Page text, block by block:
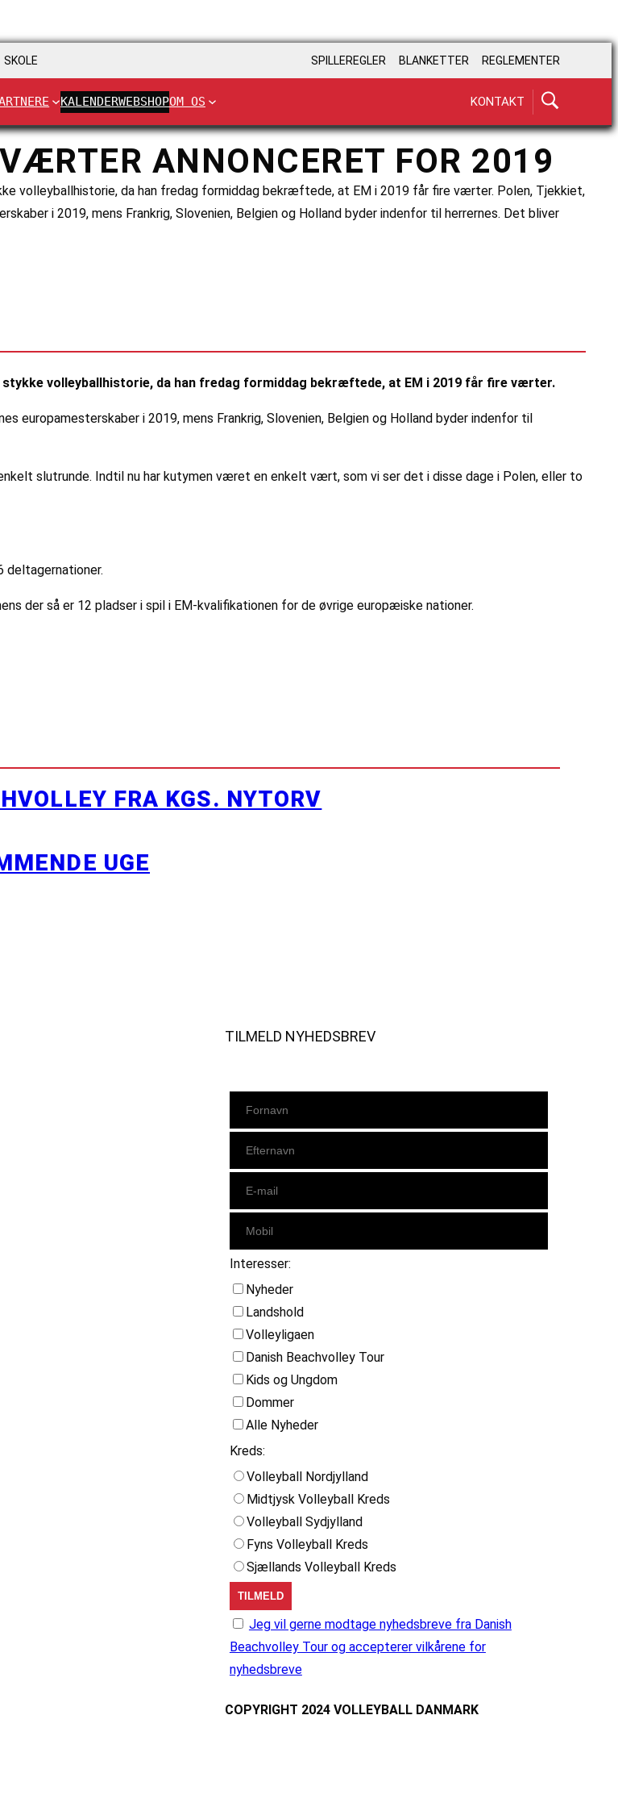
SKOLE SPILLEREGLER BLANKETTER REGLEMENTER
KALENDERWEBSHOPOM OS KONTAKT
ANNONCERET FOR 2019
volleyballhistorie, da han fredag formiddag bekræftede, at EM i 2019 får fire værter. Polen, Tjekkiet,
i 2019, mens Frankrig, Slovenien, Belgien og Holland byder indenfor til herrernes. Det bliver
volleyballhistorie, da han fredag formiddag bekræftede, at EM i 2019 får fire værter.
europamesterskaber i 2019, mens Frankrig, Slovenien, Belgien og Holland byder indenfor til
slutrunde. Indtil nu har kutymen været en enkelt vært, som vi ser det i disse dage i Polen, eller to
deltagernationer.
der så er 12 pladser i spil i EM-kvalifikationen for de øvrige europæiske nationer.
FRA KGS. NYTORV
UGE
TILMELD NYHEDSBREV
Interesser:
Nyheder
Landshold
Volleyligaen
Danish Beachvolley Tour
Kids og Ungdom
Dommer
Alle Nyheder
Kreds:
Volleyball Nordjylland
Midtjysk Volleyball Kreds
Volleyball Sydjylland
Fyns Volleyball Kreds
Sjællands Volleyball Kreds
Jeg vil gerne modtage nyhedsbreve fra Danish
Beachvolley Tour og accepterer vilkårene for
nyhedsbreve
COPYRIGHT 2024 VOLLEYBALL DANMARK